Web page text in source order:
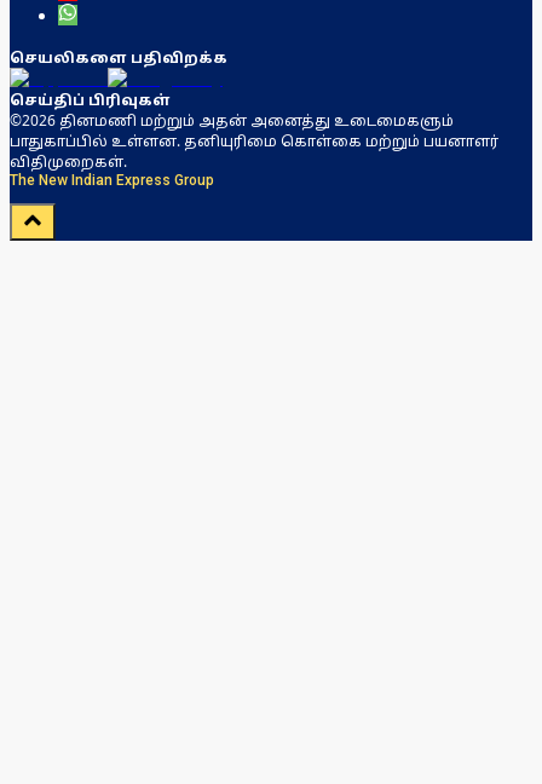
செயலிகளை பதிவிறக்க
செய்திப் பிரிவுகள்
©2026 தினமணி மற்றும் அதன் அனைத்து உடைமைகளும்
பாதுகாப்பில் உள்ளன. தனியுரிமை கொள்கை மற்றும் பயனாளர்
விதிமுறைகள்.
The New Indian Express Group